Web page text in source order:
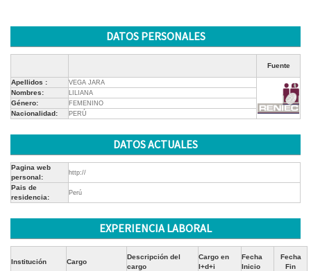
DATOS PERSONALES
Fuente
Apellidos : VEGA JARA
Nombres: LILIANA
Género: FEMENINO
Nacionalidad: PERÚ
DATOS ACTUALES
Pagina web
personal:
http://
Pais de
residencia:
Perú
EXPERIENCIA LABORAL
Institución Cargo
Descripción del
cargo
Cargo en
I+d+i
Fecha
Inicio
Fecha
Fin